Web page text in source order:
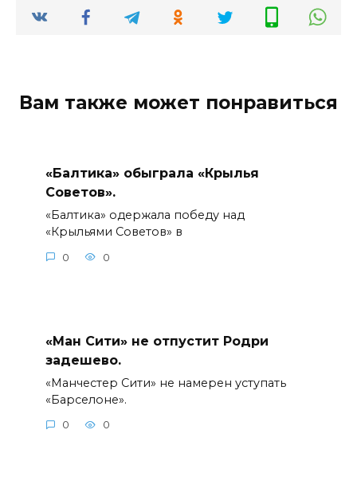
Вам также может понравиться
«Балтика» обыграла «Крылья
Советов».
«Балтика» одержала победу над
«Крыльями Советов» в
0 0
«Ман Сити» не отпустит Родри
задешево.
«Манчестер Сити» не намерен уступать
«Барселоне».
0 0